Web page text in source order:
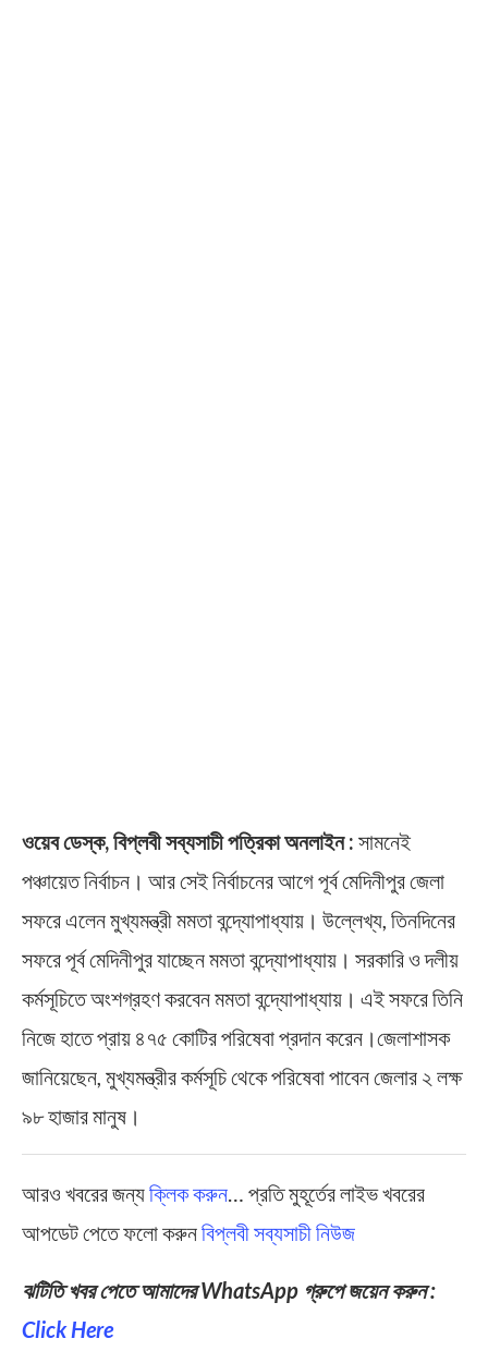
ওয়েব ডেস্ক, বিপ্লবী সব্যসাচী পত্রিকা অনলাইন : সামনেই
পঞ্চায়েত নির্বাচন। আর সেই নির্বাচনের আগে পূর্ব মেদিনীপুর জেলা
সফরে এলেন মুখ্যমন্ত্রী মমতা বন্দ্যোপাধ্যায়। উল্লেখ্য, তিনদিনের
সফরে পূর্ব মেদিনীপুর যাচ্ছেন মমতা বন্দ্যোপাধ্যায়। সরকারি ও দলীয়
কর্মসূচিতে অংশগ্রহণ করবেন মমতা বন্দ্যোপাধ্যায়। এই সফরে তিনি
নিজে হাতে প্রায় ৪৭৫ কোটির পরিষেবা প্রদান করেন।জেলাশাসক
জানিয়েছেন, মুখ্যমন্ত্রীর কর্মসূচি থেকে পরিষেবা পাবেন জেলার ২ লক্ষ
৯৮ হাজার মানুষ।
আরও খবরের জন্যক্লিক করুন … প্রতি মুহূর্তের লাইভ খবরের
আপডেট পেতে ফলো করুনবিপ্লবী সব্যসাচী নিউজ
ঝটিতি খবর পেতে আমাদের WhatsApp গ্রুপে জয়েন করুন :
Click Here